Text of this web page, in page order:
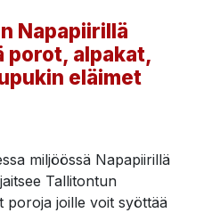
Napapiirillä
porot, alpakat,
eläimet
miljöössä Napapiirillä
Tallitontun
poroja joille voit syöttää